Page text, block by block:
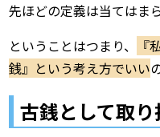
先ほどの定義は当てはま
ということはつまり、
『
銭』という考え方でいい
古銭として取